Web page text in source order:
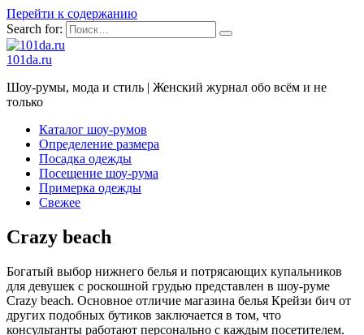
Перейти к содержанию
Search for:
101da.ru
Шоу-румы, мода и стиль | Женский журнал обо всём и не
только
Каталог шоу-румов
Определение размера
Посадка одежды
Посещение шоу-рума
Примерка одежды
Свежее
Crazy beach
Богатый выбор нижнего белья и потрясающих купальников
для девушек с роскошной грудью представлен в шоу-руме
Crazy beach. Основное отличие магазина белья Крейзи бич от
других подобных бутиков заключается в том, что
консультанты работают персонально с каждым посетителем.